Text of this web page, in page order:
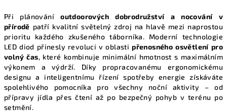
c
í
p
r
v
k
y
v
Při plánováníoutdoorových dobrodružství a nocování v
přírodě patří kvalitní světelný zdroj na hlavě mezi naprostou
prioritu každého zkušeného táborníka. Moderní technologie
LED diod přinesly revoluci v oblastipřenosného osvětlení pro
volný čas, které kombinuje minimální hmotnost s maximálním
výkonem a výdrží. Díky propracovanému ergonomickému
designu a inteligentnímu řízení spotřeby energie získáváte
spolehlivého pomocníka pro všechny noční aktivity – od
přípravy jídla přes čtení až po bezpečný pohyb v terénu po
setmění.